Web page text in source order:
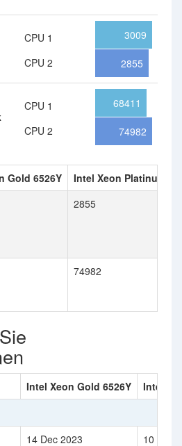
CPU 1
CPU 2
3009
2855
CPU 1
CPU 2
68411
74982
Gold 6526Y
Intel Xeon Platinum
2855
74982
Intel Xeon Gold 6526Y Intel
14 Dec 2023 10 Jan